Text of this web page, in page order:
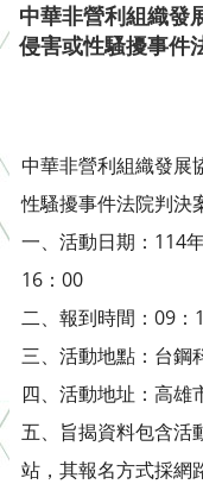
中華非營利組織發
侵害或性騷擾事件
中華非營利組織發展
性騷擾事件法院判決
一、活動日期：114
16：00
二、報到時間：09：
三、活動地點：台鋼
四、活動地址：高雄
五、旨揭資料包含活
站，其報名方式採網